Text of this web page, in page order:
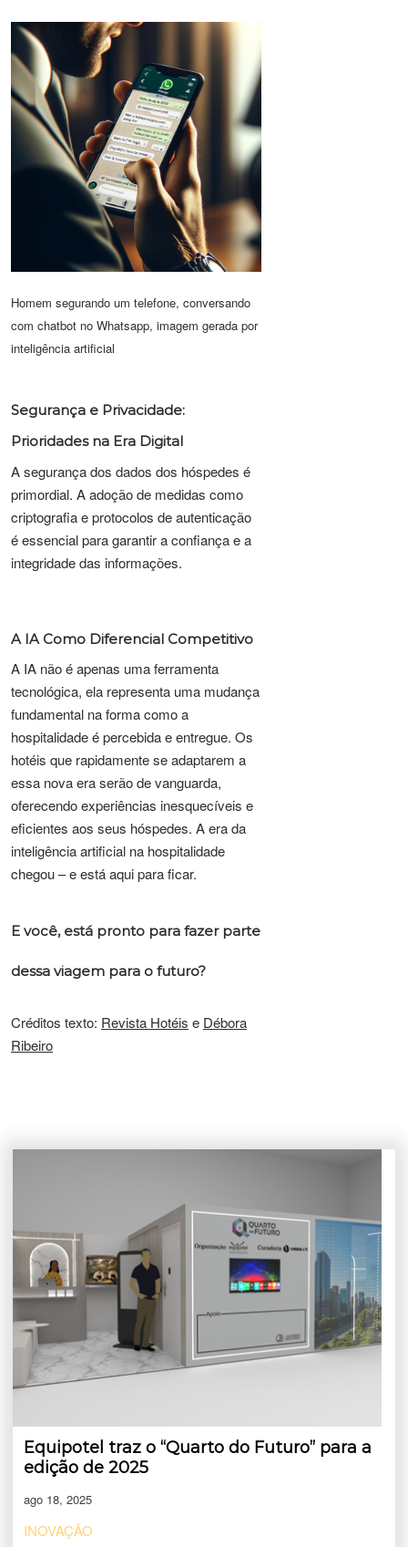
Homem segurando um telefone, conversando
com chatbot no Whatsapp, imagem gerada por
inteligência artificial
Segurança e Privacidade:
Prioridades na Era Digital
A segurança dos dados dos hóspedes é
primordial. A adoção de medidas como
criptografia e protocolos de autenticação
é essencial para garantir a confiança e a
integridade das informações.
A IA Como Diferencial Competitivo
A IA não é apenas uma ferramenta
tecnológica, ela representa uma mudança
fundamental na forma como a
hospitalidade é percebida e entregue. Os
hotéis que rapidamente se adaptarem a
essa nova era serão de vanguarda,
oferecendo experiências inesquecíveis e
eficientes aos seus hóspedes. A era da
inteligência artificial na hospitalidade
chegou – e está aqui para ficar.
E você, está pronto para fazer parte
dessa viagem para o futuro?
Créditos texto: Revista Hotéis e Débora
Ribeiro
Equipotel traz o “Quarto do Futuro” para a
edição de 2025
ago 18, 2025
INOVAÇÃO